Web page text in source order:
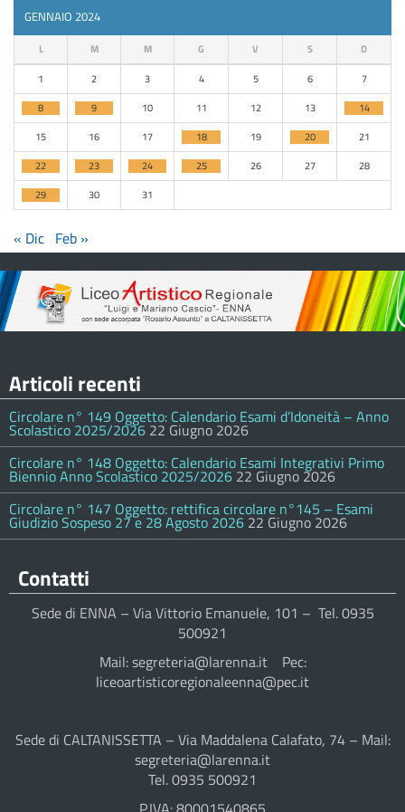
GENNAIO 2024
L M M G V S D
1 2 3 4 5 6
7
8
9 10 11 12 13
14
15
16 17 18 19 20
21
22
23 24 25 26 27
28
29
30 31
« Dic Feb »
Articoli recenti
Circolare n° 149 Oggetto: Calendario Esami d’Idoneità – Anno
Scolastico 2025/2026 22 Giugno 2026
Circolare n° 148 Oggetto: Calendario Esami Integrativi Primo
Biennio Anno Scolastico 2025/2026 22 Giugno 2026
Circolare n° 147 Oggetto: rettifica circolare n°145 – Esami
Giudizio Sospeso 27 e 28 Agosto 2026 22 Giugno 2026
Contatti
Sede di ENNA – Via Vittorio Emanuele, 101 – Tel. 0935
500921
Mail: segreteria@larenna.it Pec:
liceoartisticoregionaleenna@pec.it
Sede di CALTANISSETTA – Via Maddalena Calafato, 74 – Mail:
segreteria@larenna.it
Tel. 0935 500921